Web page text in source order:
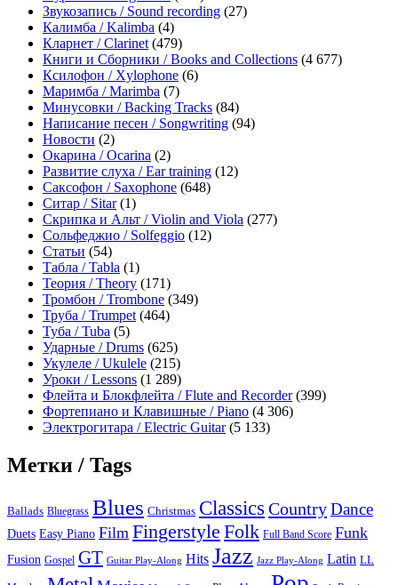
Звукозапись / Sound recording (27)
Калимба / Kalimba (4)
Кларнет / Clarinet (479)
Книги и Сборники / Books and Collections (4 677)
Ксилофон / Xylophone (6)
Маримба / Marimba (7)
Минусовки / Backing Tracks (84)
Написание песен / Songwriting (94)
Новости (2)
Окарина / Ocarina (2)
Развитие слуха / Ear training (12)
Саксофон / Saxophone (648)
Ситар / Sitar(1)
Скрипка и Альт / Violin and Viola (277)
Сольфеджио / Solfeggio (12)
Статьи (54)
Табла / Tabla (1)
Теория / Theory (171)
Тромбон / Trombone (349)
Труба / Trumpet (464)
Туба / Tuba (5)
Ударные / Drums (625)
Укулеле / Ukulele (215)
Уроки / Lessons (1 289)
Флейта и Блокфлейта / Flute and Recorder(399)
Фортепиано и Клавишные / Piano (4 306)
Электрогитара / Electric Guitar(5 133)
Метки / Tags
Ballads Bluegrass Blues Christmas Classics CountryDance
Duets Easy Piano Film Fingerstyle Folk Full Band Score Funk
Fusion Gospel GT Guitar Play-Along Hits Jazz Jazz Play-Along Latin LL